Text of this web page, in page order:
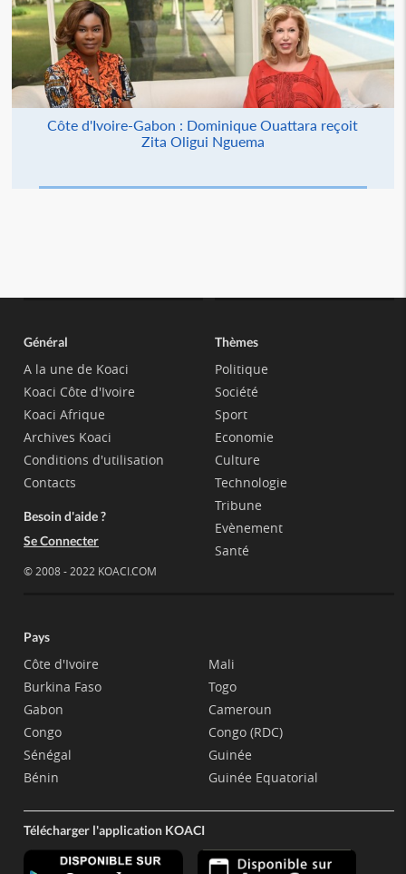
Côte d'Ivoire-Gabon : Dominique Ouattara reçoit
Zita Oligui Nguema
Général
A la une de Koaci
Koaci Côte d'Ivoire
Koaci Afrique
Archives Koaci
Conditions d'utilisation
Contacts
Besoin d'aide ?
Se Connecter
© 2008 - 2022 KOACI.COM
Thèmes
Politique
Société
Sport
Economie
Culture
Technologie
Tribune
Evènement
Santé
Pays
Côte d'Ivoire
Burkina Faso
Gabon
Congo
Sénégal
Bénin
Mali
Togo
Cameroun
Congo (RDC)
Guinée
Guinée Equatorial
Télécharger l'application KOACI